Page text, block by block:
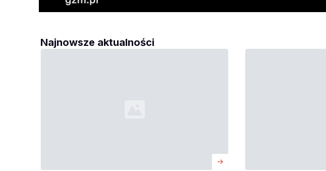
Najnowsze aktualności